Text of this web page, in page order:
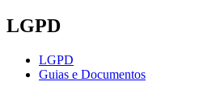
LGPD
LGPD
Guias e Documentos